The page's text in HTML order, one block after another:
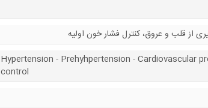
از قلب و عروق، کنترل فشار خون اولیه
Hypertension - Prehyhpertension - Cardiovascular
control